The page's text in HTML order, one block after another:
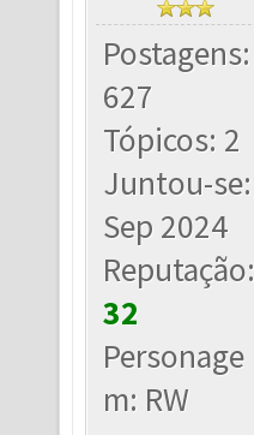
Postagens:
627
Tópicos: 2
Juntou-se:
Sep 2024
Reputação:
32
Personage
m: RW